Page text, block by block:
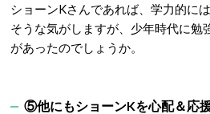
ショーンKさんであれば、学力的に
そうな気がしますが、少年時代に勉
があったのでしょうか。
⑤他にもショーンKを心配＆応